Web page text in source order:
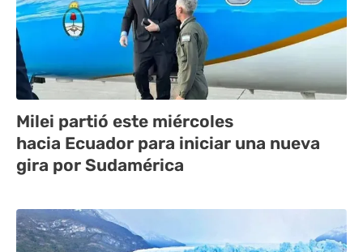
Milei partió este miércoles
hacia Ecuador para iniciar una nueva
gira por Sudamérica